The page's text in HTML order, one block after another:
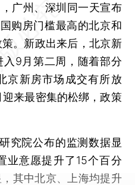
广州、深圳同一天宣布
购房门槛最高的北京和
策。新政出来后，北京新
9月第二周，随着部分
京新房市场成交有所放
来最密集的松绑，政策
院公布的监测数据显
业意愿提升了15个百分
其中北京、上海均提升